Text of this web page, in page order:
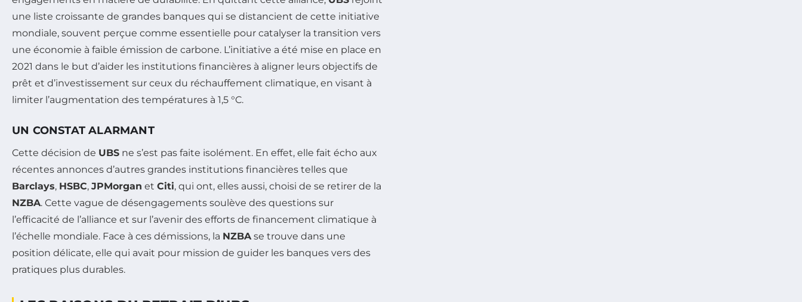
une liste croissante de grandes banques qui se distancient de cette initiative
mondiale, souvent perçue comme essentielle pour catalyser la transition vers
une économie à faible émission de carbone. L’initiative a été mise en place en
2021 dans le but d’aider les institutions financières à aligner leurs objectifs de
prêt et d’investissement sur ceux du réchauffement climatique, en visant à
limiter l’augmentation des températures à 1,5 °C.
UN CONSTAT ALARMANT
Cette décision de UBS ne s’est pas faite isolément. En effet, elle fait écho aux
récentes annonces d’autres grandes institutions financières telles que
Barclays, HSBC, JPMorgan et Citi, qui ont, elles aussi, choisi de se retirer de la
NZBA. Cette vague de désengagements soulève des questions sur
l’efficacité de l’alliance et sur l’avenir des efforts de financement climatique à
l’échelle mondiale. Face à ces démissions, la NZBA se trouve dans une
position délicate, elle qui avait pour mission de guider les banques vers des
pratiques plus durables.